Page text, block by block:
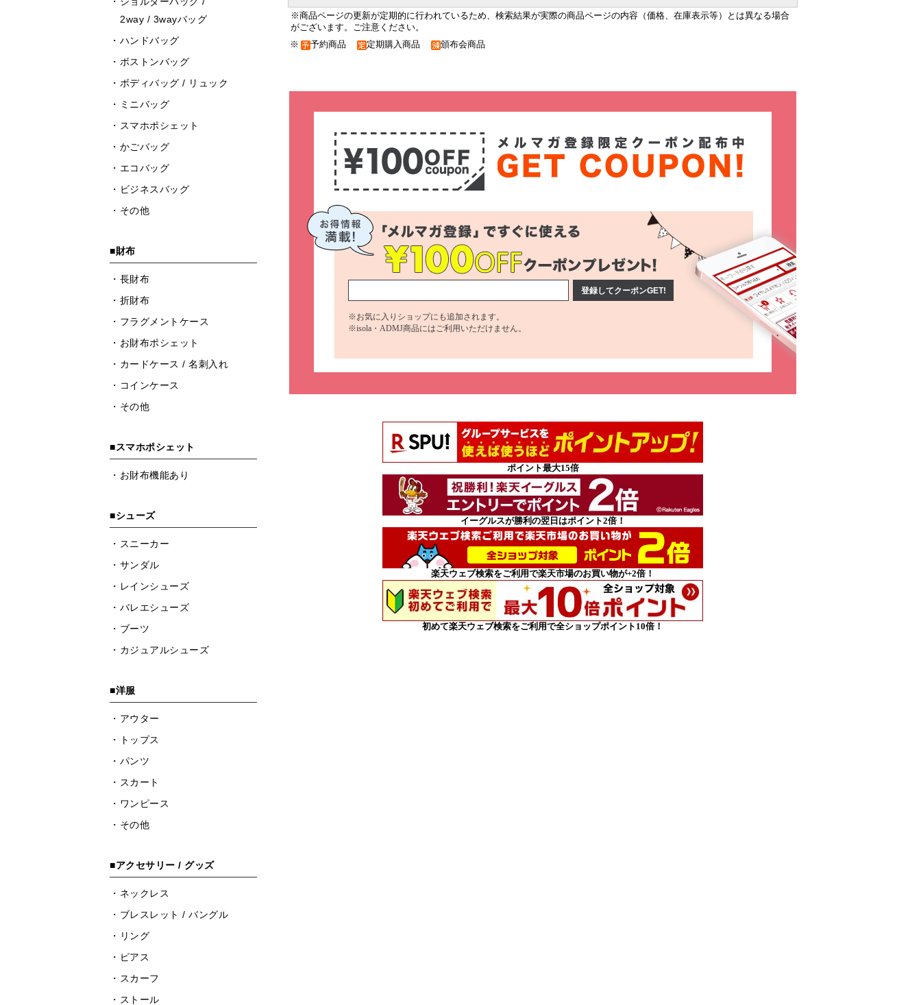
※商品ページの更新が定期的に行われているため、検索結果が実際の商品ページの内容（価格、在庫表示等）とは異なる場合
がございます。ご注意ください。
※ 予約商品 定期購入商品 頒布会商品
ポイント最大15倍
イーグルスが勝利の翌日はポイント2倍！
楽天ウェブ検索をご利用で楽天市場のお買い物が+2倍！
初めて楽天ウェブ検索をご利用で全ショップポイント10倍！